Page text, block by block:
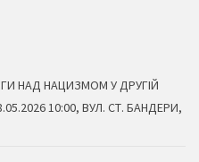
НАД НАЦИЗМОМ У ДРУГІЙ
10:00, ВУЛ. СТ. БАНДЕРИ,